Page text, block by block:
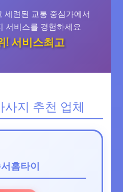
세련된 교통 중심가에서
서비스를 경험하세요
! 서비스최고
지 추천 업체
홈타이